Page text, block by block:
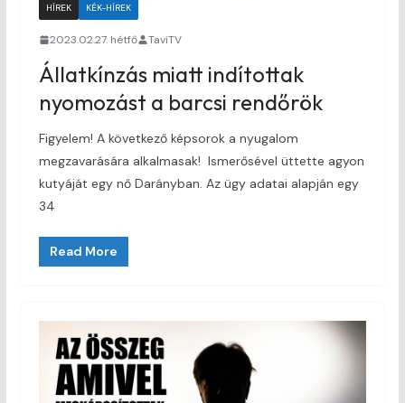
HÍREK KÉK-HÍREK
2023.02.27. hétfő TaviTV
Állatkínzás miatt indítottak
nyomozást a barcsi rendőrök
Figyelem! A következő képsorok a nyugalom
megzavarására alkalmasak! Ismerősével üttette agyon
kutyáját egy nő Darányban. Az ügy adatai alapján egy
34
Read More